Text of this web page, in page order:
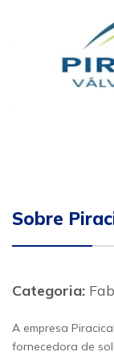
Sobre
Categoria:
A empresa
fornecedora de